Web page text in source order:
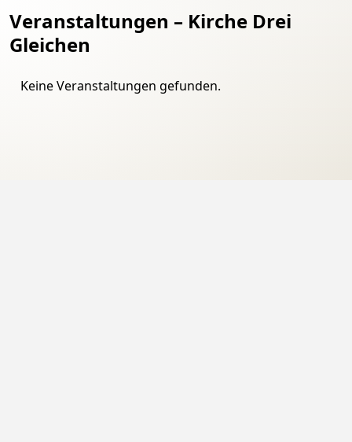
Veranstaltungen – Kirche Drei
Gleichen
Keine Veranstaltungen gefunden.